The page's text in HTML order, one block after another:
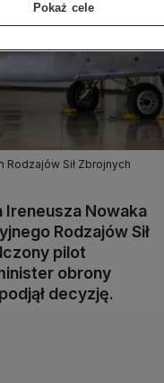
Sił Zbrojnych
Ireneusza Nowaka
Rodzajów Sił
pilot
obrony
decyzję.
Pokaż cele